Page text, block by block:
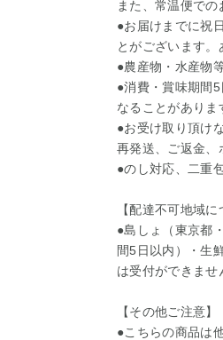
また、常温便での
●お届けまでに祝
とがございます。
●農産物・水産物
●消費・賞味期間
なることがありま
●お受け取り頂け
再発送、ご返金、
●のし対応、二重
【配達不可地域に
●島しょ（東京都
間5日以内）・生
は受付ができませ
【その他ご注意】
●こちらの商品は